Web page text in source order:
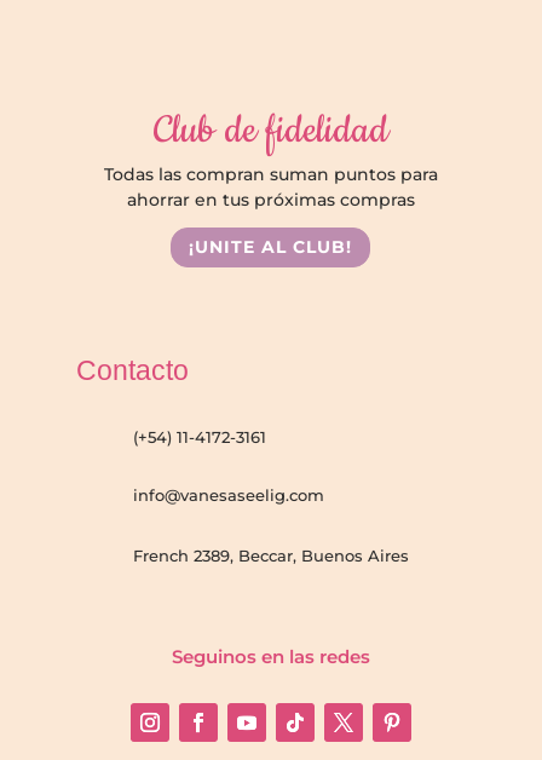
Club de fidelidad
Todas las compran suman puntos para
ahorrar en tus próximas compras
¡UNITE AL CLUB!
Contacto
(+54) 11-4172-3161
info@vanesaseelig.com
French 2389, Beccar, Buenos Aires
Seguinos en las redes